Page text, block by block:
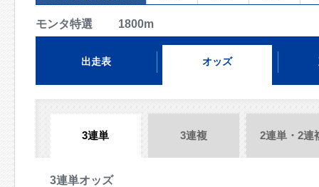
モンタ特選 1800m
出走表 オッズ
3連単 3連複 2連単・2連
3連単オッズ